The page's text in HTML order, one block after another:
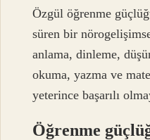
Özgül öğrenme
süren bir
anlama, dinleme,
okuma, yazma ve
yeterince başarılı
Öğrenme